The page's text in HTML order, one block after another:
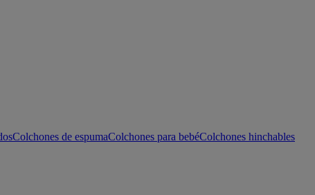
Colchones de espumaColchones para bebéColchones hinchables